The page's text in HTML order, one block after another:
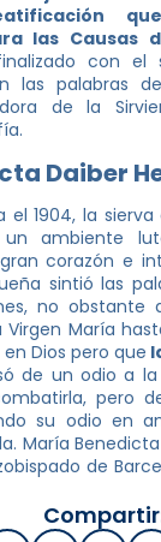
las Causas
con el
las palabras
de la
Daiber
el 1904, la
un ambiente
corazón e
sintió las
no
María
Dios pero que
de un odio a
pero
su odio en
María
de